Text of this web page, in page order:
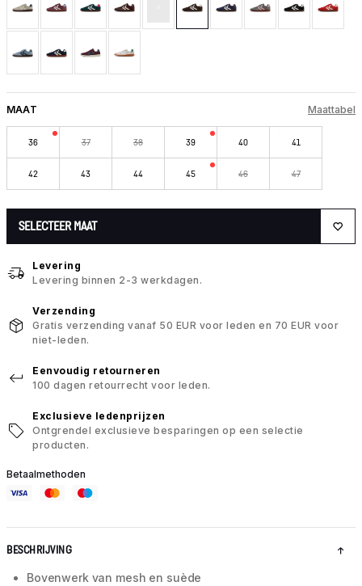
MAAT Maattabel
36 37 38 39 40 41
42 43 44 45 46 47
SELECTEER MAAT
Levering
Levering binnen 2-3 werkdagen.
Verzending
Gratis verzending vanaf 50 EUR voor leden en 70 EUR voor
niet-leden.
Eenvoudig retourneren
100 dagen retourrecht voor leden.
Exclusieve ledenprijzen
Ontgrendel exclusieve besparingen op een selectie
producten.
Betaalmethoden
BESCHRIJVING
Bovenwerk van mesh en suède